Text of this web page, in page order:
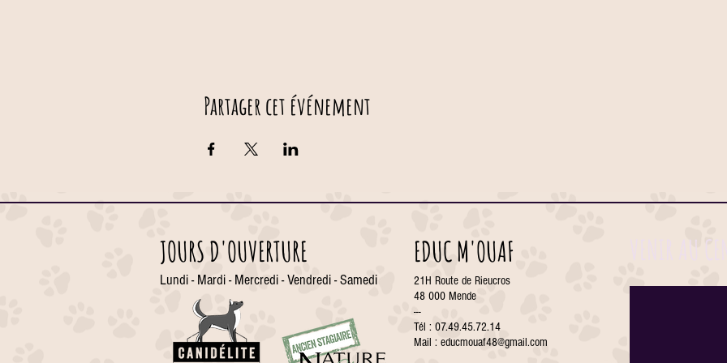
Partager cet événement
JOURS D'OUVERTURE
Lundi - Mardi - Mercredi - Vendredi - Samedi
EDUC M'OUAF
21H Route de Rieucros
48 000 Mende
---
Tél : 07.49.45.72.14
Mail : educmouaf48@gmail.com
VENIR AU